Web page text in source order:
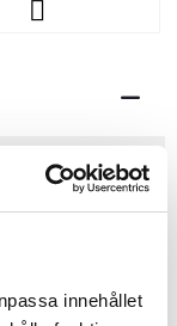
innehållet
balsam som
eller kemiskt
för att ge
mjukt och